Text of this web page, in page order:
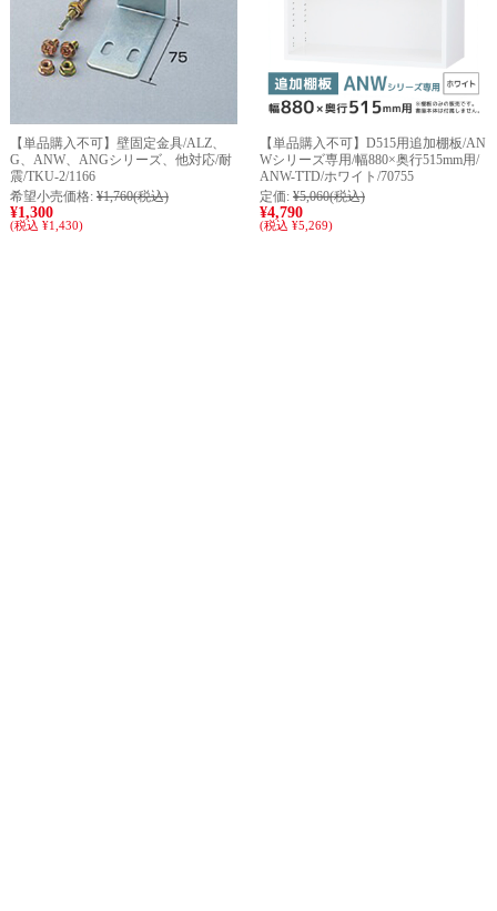
【単品購入不可】壁固定金具/ALZ、
G、ANW、ANGシリーズ、他対応/耐
震/TKU-2/1166
希望小売価格: ¥1,760(税込)
¥1,300
(税込 ¥1,430)
【単品購入不可】D515用追加棚板/AN
Wシリーズ専用/幅880×奥行515mm用/
ANW-TTD/ホワイト/70755
定価: ¥5,060(税込)
¥4,790
(税込 ¥5,269)